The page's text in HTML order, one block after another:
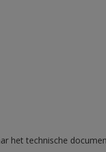
het technische